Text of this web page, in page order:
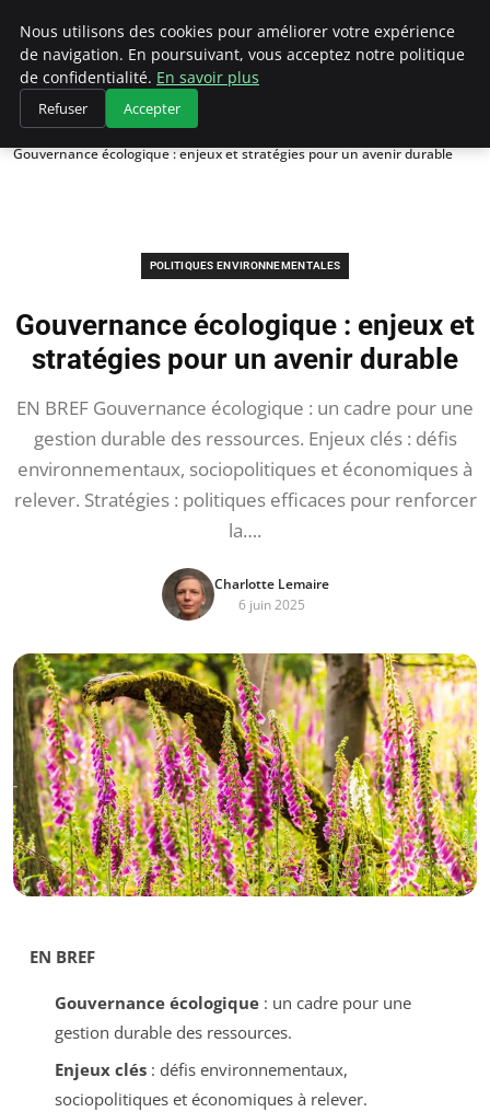
Climategatecountryclub.com
Accueil
Politiques environnementales
Gouvernance écologique : enjeux et stratégies pour un avenir durable
POLITIQUES ENVIRONNEMENTALES
Gouvernance écologique : enjeux et
stratégies pour un avenir durable
EN BREF Gouvernance écologique : un cadre pour une
gestion durable des ressources. Enjeux clés : défis
environnementaux, sociopolitiques et économiques à
relever. Stratégies : politiques efficaces pour renforcer
la….
Charlotte Lemaire
6 juin 2025
EN BREF
Gouvernance écologique: un cadre pour une
gestion durable des ressources.
Enjeux clés: défis environnementaux,
sociopolitiques et économiques à relever.
Nous utilisons des cookies pour améliorer votre expérience
de navigation. En poursuivant, vous acceptez notre politique
de confidentialité. En savoir plus
Refuser Accepter